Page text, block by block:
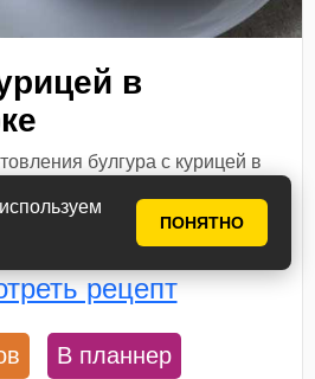
ПОНЯТНО
в
булгура с курицей в
любую часть курицы: бедра,
чашу мультиварки налейте
рецепт
В планнер